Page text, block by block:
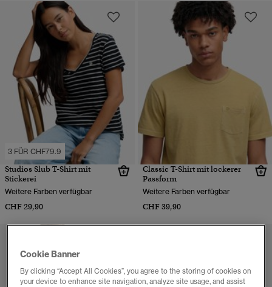
3 FÜR CHF79.9
Studios Slub T-Shirt mit
Stickerei
Weitere Farben verfügbar
CHF 29,90
Classic T-Shirt mit lockerer
Passform
Weitere Farben verfügbar
CHF 39,90
Cookie Banner
By clicking “Accept All Cookies”, you agree to the storing of cookies on
your device to enhance site navigation, analyze site usage, and assist